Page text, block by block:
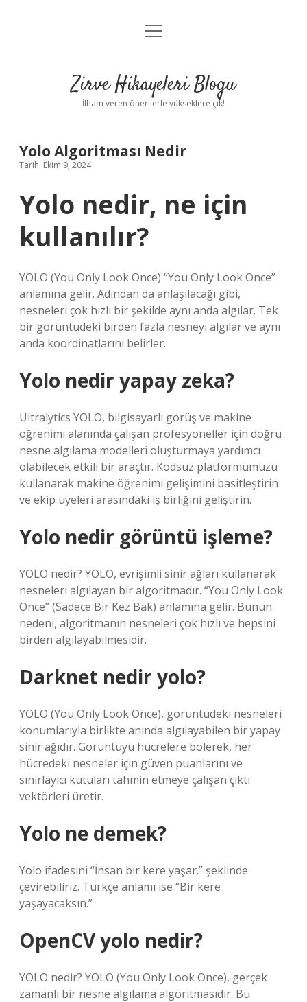
Anasayfa
Yasal Uyarı
menüyü
Zirve Hikayeleri Blogu
İlham veren önerilerle yükseklere çık!
Yolo Algoritması Nedir
Tarih: Ekim 9, 2024
Yolo nedir, ne için
kullanılır?
YOLO (You Only Look Once) “You Only Look Once”
anlamına gelir. Adından da anlaşılacağı gibi,
nesneleri çok hızlı bir şekilde aynı anda algılar. Tek
bir görüntüdeki birden fazla nesneyi algılar ve aynı
anda koordinatlarını belirler.
Yolo nedir yapay zeka?
Ultralytics YOLO, bilgisayarlı görüş ve makine
öğrenimi alanında çalışan profesyoneller için doğru
nesne algılama modelleri oluşturmaya yardımcı
olabilecek etkili bir araçtır. Kodsuz platformumuzu
kullanarak makine öğrenimi gelişimini basitleştirin
ve ekip üyeleri arasındaki iş birliğini geliştirin.
Yolo nedir görüntü işleme?
YOLO nedir? YOLO, evrişimli sinir ağları kullanarak
nesneleri algılayan bir algoritmadır. “You Only Look
Once” (Sadece Bir Kez Bak) anlamına gelir. Bunun
nedeni, algoritmanın nesneleri çok hızlı ve hepsini
birden algılayabilmesidir.
Darknet nedir yolo?
YOLO (You Only Look Once), görüntüdeki nesneleri
konumlarıyla birlikte anında algılayabilen bir yapay
sinir ağıdır. Görüntüyü hücrelere bölerek, her
hücredeki nesneler için güven puanlarını ve
sınırlayıcı kutuları tahmin etmeye çalışan çıktı
vektörleri üretir.
Yolo ne demek?
Yolo ifadesini “İnsan bir kere yaşar.” şeklinde
çevirebiliriz. Türkçe anlamı ise “Bir kere
yaşayacaksın.”
OpenCV yolo nedir?
YOLO nedir? YOLO (You Only Look Once), gerçek
zamanlı bir nesne algılama algoritmasıdır. Bu